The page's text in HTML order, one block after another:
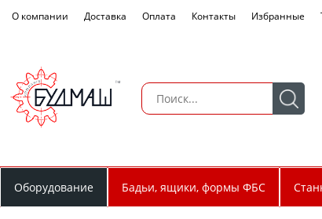
О компании Доставка Оплата Контакты Избранные
Оборудование Бадьи, ящики, формы ФБС